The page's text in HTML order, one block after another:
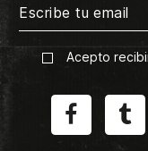
Acepto